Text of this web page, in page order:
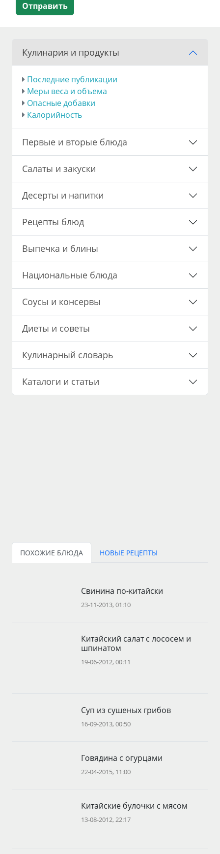
Отправить
Кулинария и продукты
Последние публикации
Меры веса и объема
Опасные добавки
Калорийность
Первые и вторые блюда
Салаты и закуски
Десерты и напитки
Рецепты блюд
Выпечка и блины
Национальные блюда
Соусы и консервы
Диеты и советы
Кулинарный словарь
Каталоги и статьи
ПОХОЖИЕ БЛЮДА НОВЫЕ РЕЦЕПТЫ
Свинина по-китайски
23-11-2013, 01:10
Китайский салат с лососем и
шпинатом
19-06-2012, 00:11
Суп из сушеных грибов
16-09-2013, 00:50
Говядина с огурцами
22-04-2015, 11:00
Китайские булочки с мясом
13-08-2012, 22:17